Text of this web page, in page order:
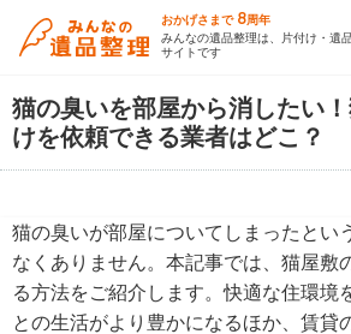
おかげさまで 8周年
みんなの遺品整理は、片付け・遺
サイトです
猫の臭いを部屋から消したい
けを依頼できる業者はどこ？
猫の臭いが部屋についてしまったとい
なくありません。本記事では、猫屋敷
る方法をご紹介します。快適な住環境
との生活がより豊かになるほか、賃貸